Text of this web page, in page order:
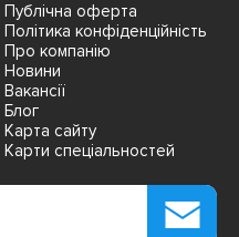
Публічна оферта
Політика конфіденційність
Про компанію
Новини
Вакансії
Блог
Карта сайту
Карти спеціальностей